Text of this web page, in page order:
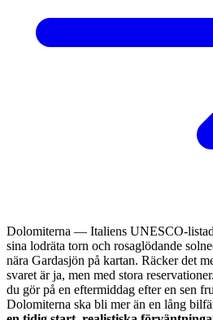
Dolomiterna — Italiens UNESCO-
sina lodräta torn och rosaglödande
nära Gardasjön på kartan. Räcker det
svaret är ja, men med stora
du gör på en eftermiddag efter en sen
Dolomiterna ska bli mer än en lång